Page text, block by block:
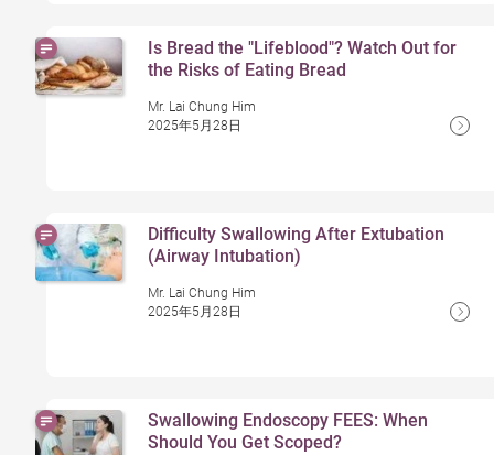
Is Bread the "Lifeblood"? Watch Out for
the Risks of Eating Bread
Mr. Lai Chung Him
2025年5月28日
Difficulty Swallowing After Extubation
(Airway Intubation)
Mr. Lai Chung Him
2025年5月28日
Swallowing Endoscopy FEES: When
Should You Get Scoped?